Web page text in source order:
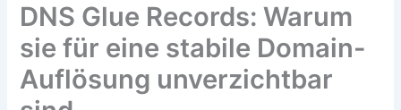
DNS Glue Records: Warum
sie für eine stabile Domain-
Auflösung unverzichtbar